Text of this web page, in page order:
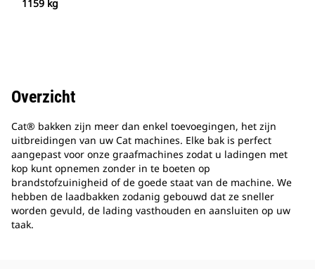
1159 kg
Overzicht
Cat® bakken zijn meer dan enkel toevoegingen, het zijn
uitbreidingen van uw Cat machines. Elke bak is perfect
aangepast voor onze graafmachines zodat u ladingen met
kop kunt opnemen zonder in te boeten op
brandstofzuinigheid of de goede staat van de machine. We
hebben de laadbakken zodanig gebouwd dat ze sneller
worden gevuld, de lading vasthouden en aansluiten op uw
taak.